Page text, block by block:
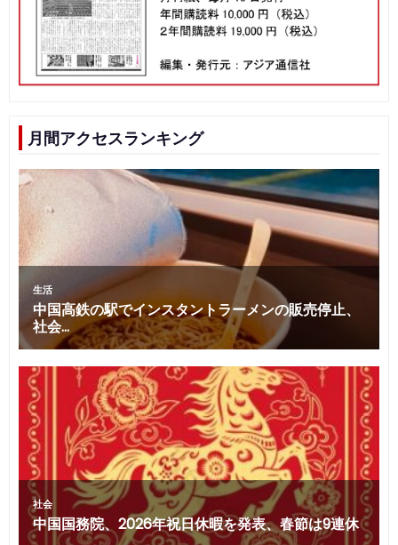
月間アクセスランキング